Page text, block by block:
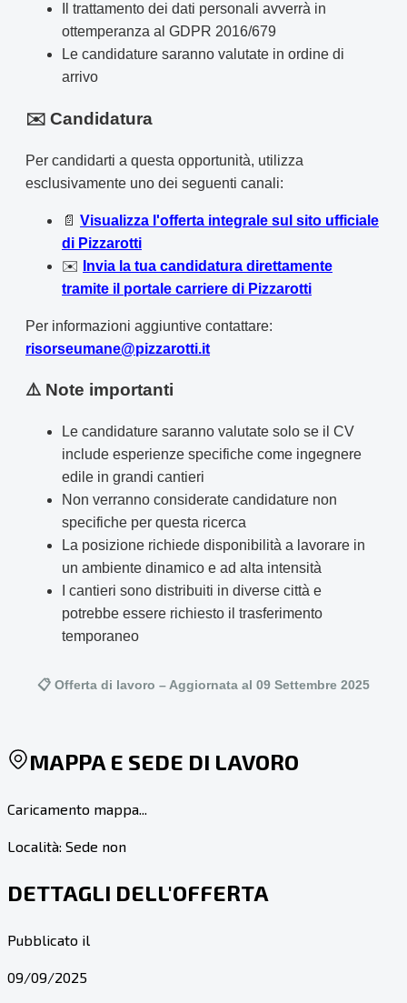
Il trattamento dei dati personali avverrà in
ottemperanza al GDPR 2016/679
Le candidature saranno valutate in ordine di
arrivo
✉️ Candidatura
Per candidarti a questa opportunità, utilizza
esclusivamente uno dei seguenti canali:
📄 Visualizza l'offerta integrale sul sito ufficiale
di Pizzarotti
✉️
Invia la tua candidatura direttamente
tramite il portale carriere di Pizzarotti
Per informazioni aggiuntive contattare:
risorseumane@pizzarotti.it
⚠️ Note importanti
Le candidature saranno valutate solo se il CV
include esperienze specifiche come ingegnere
edile in grandi cantieri
Non verranno considerate candidature non
specifiche per questa ricerca
La posizione richiede disponibilità a lavorare in
un ambiente dinamico e ad alta intensità
I cantieri sono distribuiti in diverse città e
potrebbe essere richiesto il trasferimento
temporaneo
📋 Offerta di lavoro – Aggiornata al 09 Settembre 2025
MAPPA E SEDE DI LAVORO
Caricamento mappa...
Località: Sede non
DETTAGLI DELL'OFFERTA
Pubblicato il
09/09/2025